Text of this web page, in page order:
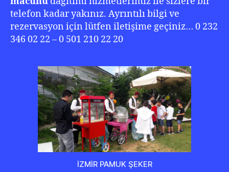
telefon kadar yakınız. Ayrıntılı bilgi ve
rezervasyon için lütfen iletişime geçiniz… 0 232
346 02 22 – 0 501 210 22 20
İZMİR PAMUK ŞEKER